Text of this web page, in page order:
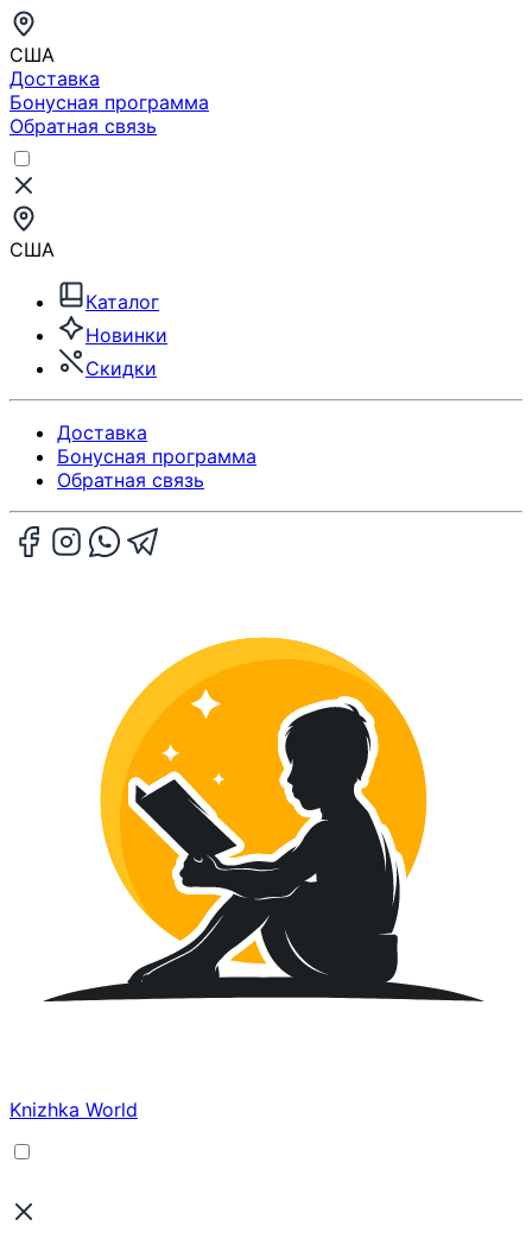
США
Доставка
Бонусная программа
Обратная связь
США
Каталог
Новинки
Скидки
Доставка
Бонусная программа
Обратная связь
Knizhka World